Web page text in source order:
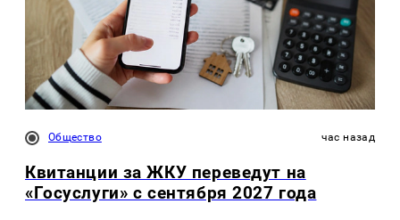
Общество час назад
Квитанции за ЖКУ переведут на
«Госуслуги» с сентября 2027 года